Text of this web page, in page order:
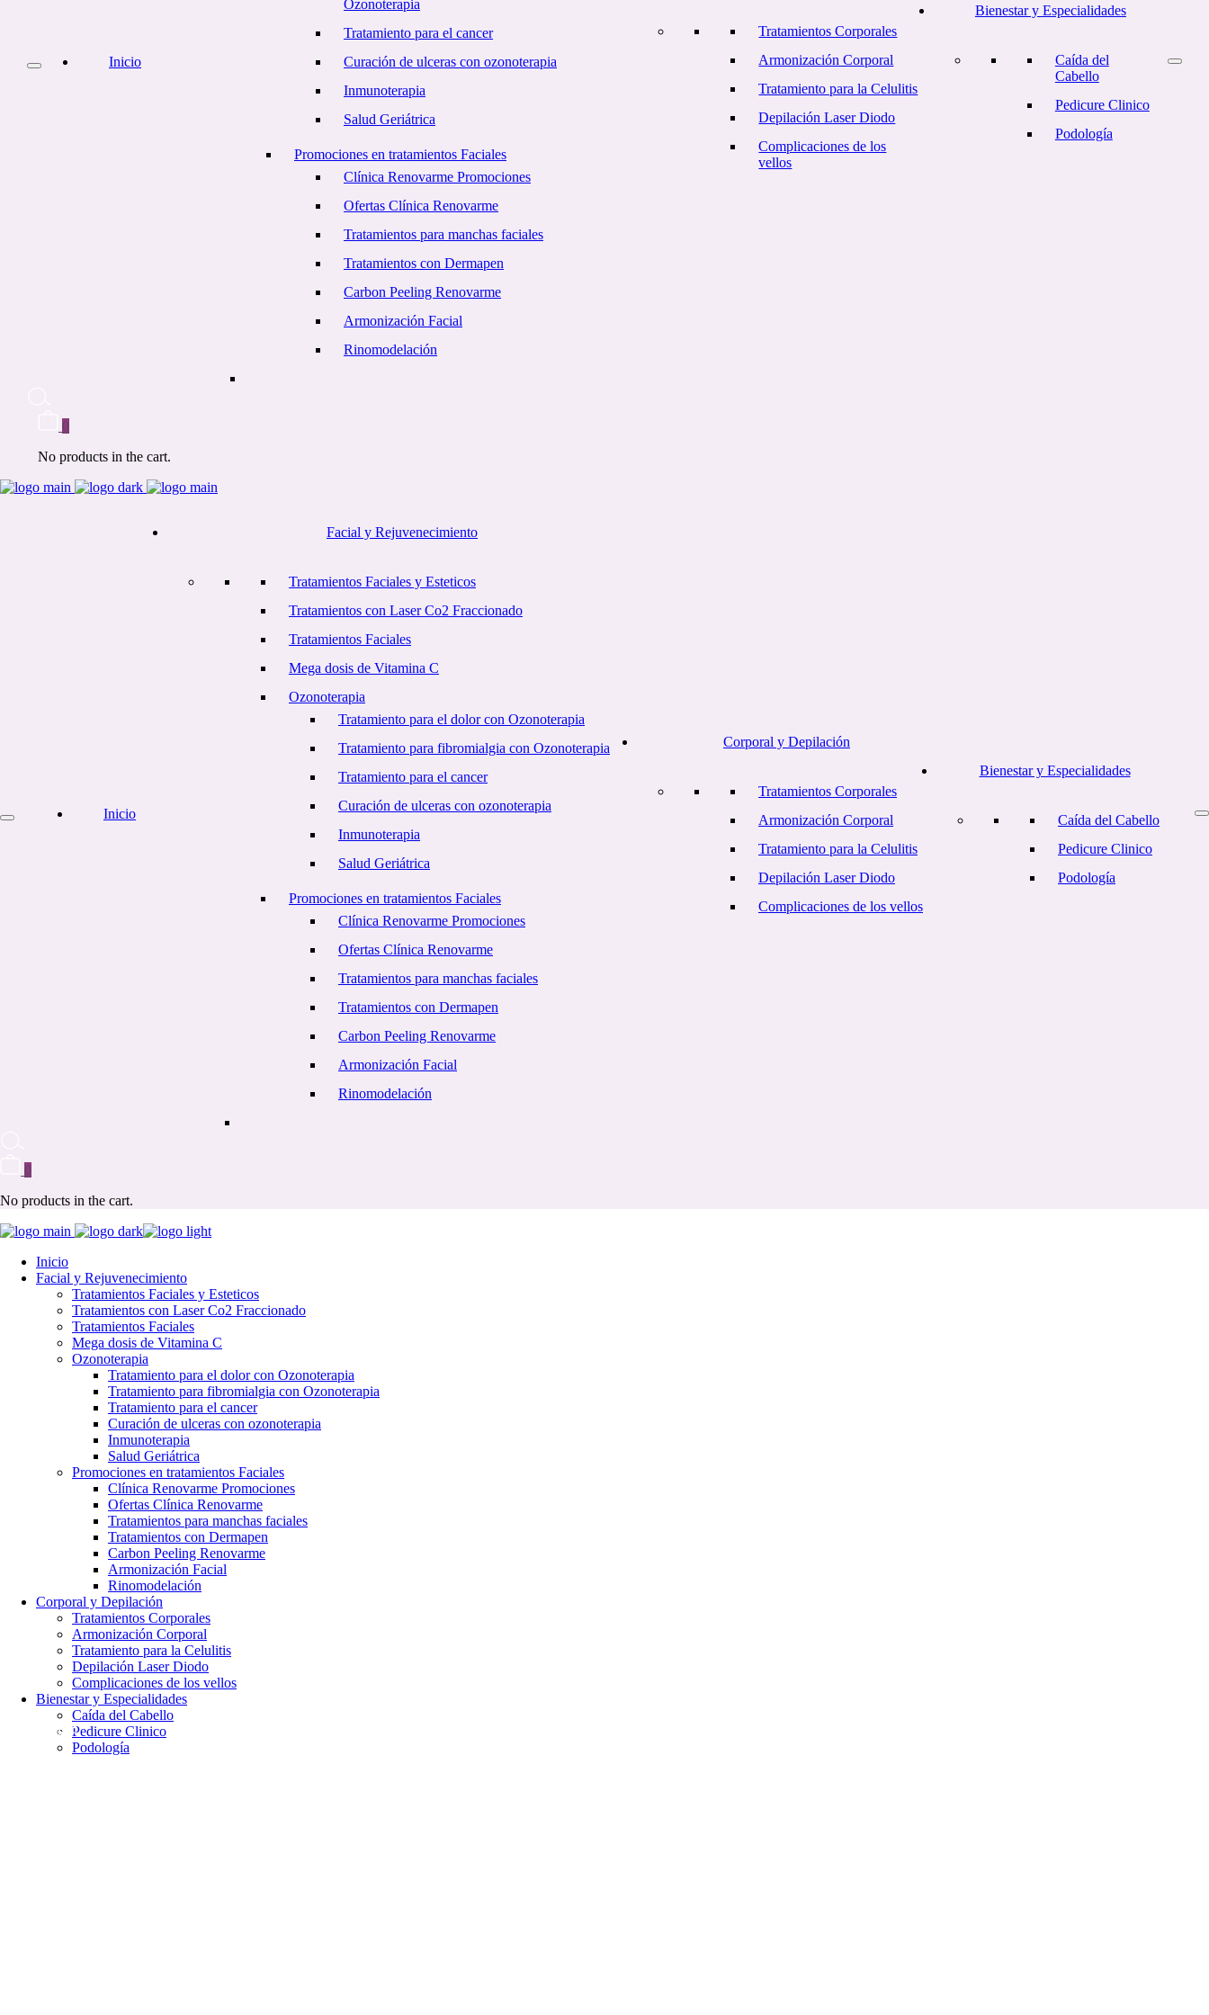
Inicio
Ozonoterapia
Tratamiento para el cancer
Curación de ulceras con ozonoterapia
Inmunoterapia
Salud Geriátrica
Promociones en tratamientos Faciales
Clínica Renovarme Promociones
Ofertas Clínica Renovarme
Tratamientos para manchas faciales
Tratamientos con Dermapen
Carbon Peeling Renovarme
Armonización Facial
Rinomodelación
Tratamientos Corporales
Armonización Corporal
Tratamiento para la Celulitis
Depilación Laser Diodo
Complicaciones de los
vellos
Bienestar y Especialidades
Caída del
Cabello
Pedicure Clinico
Podología
0
No products in the cart.
Inicio
Facial y Rejuvenecimiento
Tratamientos Faciales y Esteticos
Tratamientos con Laser Co2 Fraccionado
Tratamientos Faciales
Mega dosis de Vitamina C
Ozonoterapia
Tratamiento para el dolor con Ozonoterapia
Tratamiento para fibromialgia con Ozonoterapia
Tratamiento para el cancer
Curación de ulceras con ozonoterapia
Inmunoterapia
Salud Geriátrica
Promociones en tratamientos Faciales
Clínica Renovarme Promociones
Ofertas Clínica Renovarme
Tratamientos para manchas faciales
Tratamientos con Dermapen
Carbon Peeling Renovarme
Armonización Facial
Rinomodelación
Corporal y Depilación
Tratamientos Corporales
Armonización Corporal
Tratamiento para la Celulitis
Depilación Laser Diodo
Complicaciones de los vellos
Bienestar y Especialidades
Caída del Cabello
Pedicure Clinico
Podología
0
No products in the cart.
Inicio
Facial y Rejuvenecimiento
Tratamientos Faciales y Esteticos
Tratamientos con Laser Co2 Fraccionado
Tratamientos Faciales
Mega dosis de Vitamina C
Ozonoterapia
Tratamiento para el dolor con Ozonoterapia
Tratamiento para fibromialgia con Ozonoterapia
Tratamiento para el cancer
Curación de ulceras con ozonoterapia
Inmunoterapia
Salud Geriátrica
Promociones en tratamientos Faciales
Clínica Renovarme Promociones
Ofertas Clínica Renovarme
Tratamientos para manchas faciales
Tratamientos con Dermapen
Carbon Peeling Renovarme
Armonización Facial
Rinomodelación
Corporal y Depilación
Tratamientos Corporales
Armonización Corporal
Tratamiento para la Celulitis
Depilación Laser Diodo
Complicaciones de los vellos
Bienestar y Especialidades
Caída del Cabello
Pedicure Clinico
Podología
Anti age